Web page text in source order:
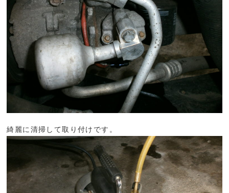
綺麗に清掃して取り付けです。